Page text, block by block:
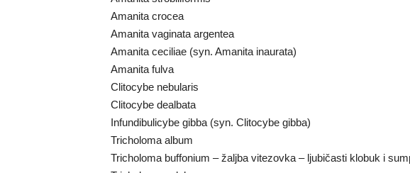
Amanita crocea
Amanita vaginata argentea
Amanita ceciliae (syn. Amanita inaurata)
Amanita fulva
Clitocybe nebularis
Clitocybe dealbata
Infundibulicybe gibba (syn. Clitocybe gibba)
Tricholoma album
Tricholoma buffonium – žaljba vitezovka – ljubičasti klobuk i